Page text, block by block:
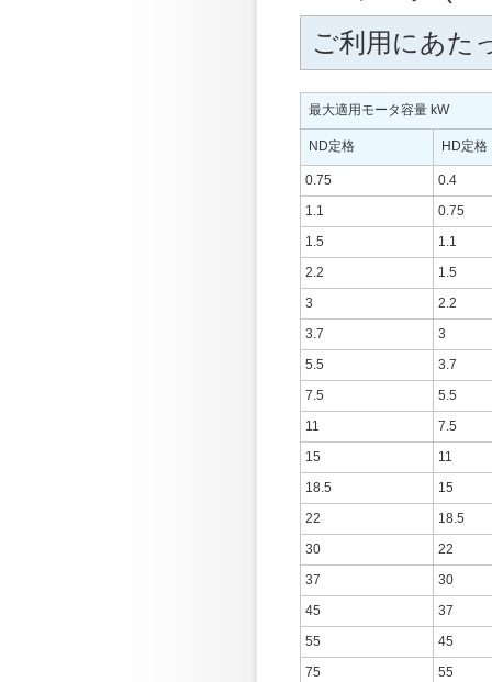
ご利用にあた
最大適用モータ容量 kW
ND定格 HD定格
0.75
0.4
1.1
0.75
1.5
1.1
2.2
1.5
3
2.2
3.7
3
5.5
3.7
7.5
5.5
11
7.5
15
11
18.5
15
22
18.5
30
22
37
30
45
37
55
45
75
55